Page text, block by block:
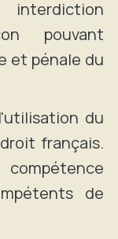
pouvant
et pénale du
du
français.
de